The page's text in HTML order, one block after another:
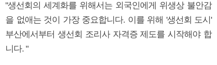
"생선회의 세계화를 위해서는 외국인에게 위생상 불안감
을 없애는 것이 가장 중요합니다. 이를 위해 '생선회 도시'
부산에서부터 생선회 조리사 자격증 제도를 시작해야 합
니다. "